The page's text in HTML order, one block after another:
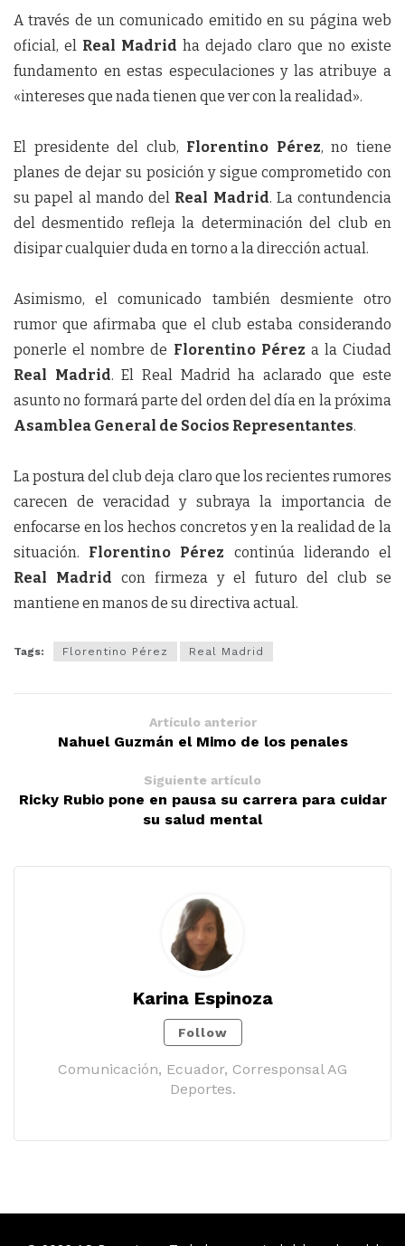
A través de un comunicado emitido en su página web
oficial, el Real Madrid ha dejado claro que no existe
fundamento en estas especulaciones y las atribuye a
«intereses que nada tienen que ver con la realidad».
El presidente del club, Florentino Pérez, no tiene
planes de dejar su posición y sigue comprometido con
su papel al mando del Real Madrid. La contundencia
del desmentido refleja la determinación del club en
disipar cualquier duda en torno a la dirección actual.
Asimismo, el comunicado también desmiente otro
rumor que afirmaba que el club estaba considerando
ponerle el nombre de Florentino Pérez a la Ciudad
Real Madrid. El Real Madrid ha aclarado que este
asunto no formará parte del orden del día en la próxima
Asamblea General de Socios Representantes.
La postura del club deja claro que los recientes rumores
carecen de veracidad y subraya la importancia de
enfocarse en los hechos concretos y en la realidad de la
situación. Florentino Pérez continúa liderando el
Real Madrid con firmeza y el futuro del club se
mantiene en manos de su directiva actual.
Tags: Florentino Pérez Real Madrid
Artículo anterior
Nahuel Guzmán el Mimo de los penales
Siguiente artículo
Ricky Rubio pone en pausa su carrera para cuidar
su salud mental
Karina Espinoza
Follow
Comunicación, Ecuador, Corresponsal AG
Deportes.